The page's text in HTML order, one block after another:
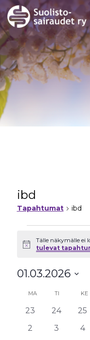
ibd
Tapahtumat ibd
Notice
Tälle näkymälle ei
tulevat
01.03.2026
Kalenteri
MAMAANANTAI
TI KE
0
23
0
24
0
25
0
2
0
3
0
4